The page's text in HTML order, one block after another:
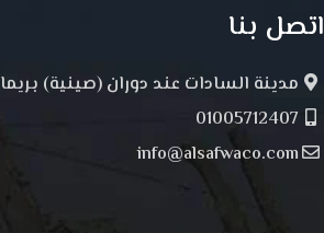
اتصل بنا
مدينة السادات عند دوران (صينية) بريما
info@alsafwaco.com